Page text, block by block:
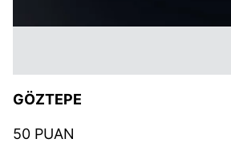
GÖZTEPE
50 PUAN